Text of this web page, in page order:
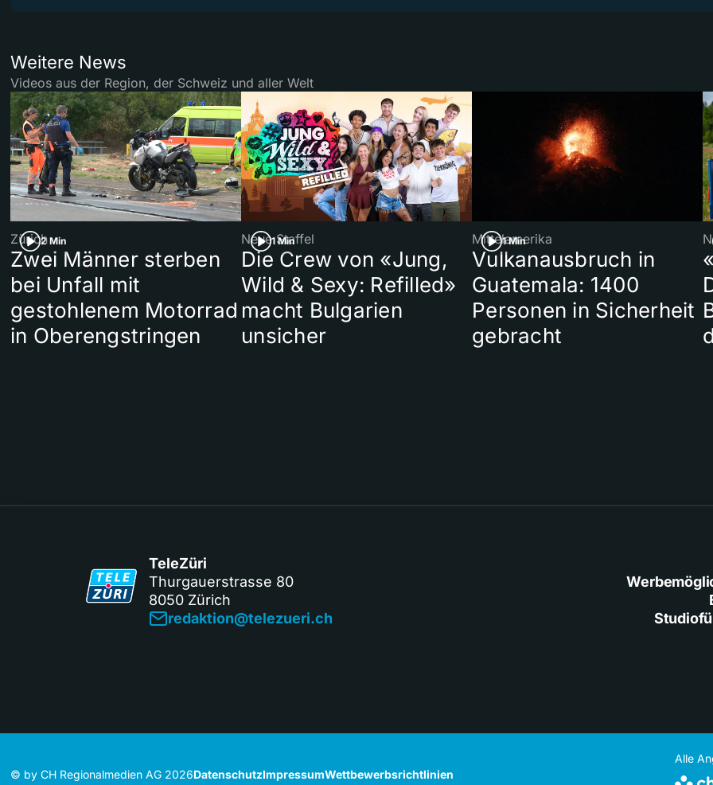
Weitere News
Videos aus der Region, der Schweiz und aller Welt
2 Min
Zürich
Zwei Männer sterben
bei Unfall mit
gestohlenem Motorrad
in Oberengstringen
1 Min
Neue Staffel
Die Crew von «Jung,
Wild & Sexy: Refilled»
macht Bulgarien
unsicher
1 Min
Mittelamerika
Vulkanausbruch in
Guatemala: 1400
Personen in Sicherheit
gebracht
TeleZüri
Thurgauerstrasse 80
8050 Zürich
redaktion@telezueri.ch
© by CH Regionalmedien AG 2026DatenschutzImpressumWettbewerbsrichtlinien
Alle